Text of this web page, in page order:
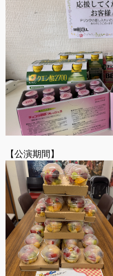
【公演期間】